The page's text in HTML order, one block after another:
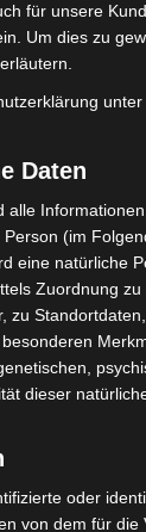
dazu
als Brücke
für unsere
Um dies zu
Daten
alle
(im
eine natürliche
Zuordnung
zu
dieser
oder
von dem für die